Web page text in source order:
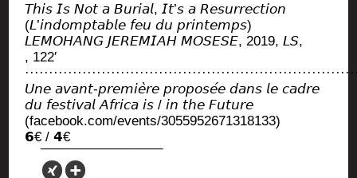
𝘛𝘩𝘪𝘴 𝘐𝘴 𝘕𝘰𝘵 𝘢 𝘉𝘶𝘳𝘪𝘢𝘭, 𝘐𝘵’𝘴 𝘢 𝘙𝘦𝘴𝘶𝘳𝘳𝘦𝘤𝘵𝘪𝘰𝘯
(𝘓’𝘪𝘯𝘥𝘰𝘮𝘱𝘵𝘢𝘣𝘭𝘦 𝘧𝘦𝘶 𝘥𝘶 𝘱𝘳𝘪𝘯𝘵𝘦𝘮𝘱𝘴)
𝘓𝘌𝘔𝘖𝘏𝘈𝘕𝘎 𝘑𝘌𝘙𝘌𝘔𝘐𝘈𝘏 𝘔𝘖𝘚𝘌𝘚𝘌, 2019, 𝘓𝘚,
, 122′
𝘜𝘯𝘦 𝘢𝘷𝘢𝘯𝘵-𝘱𝘳𝘦𝘮𝘪𝘦̀𝘳𝘦 𝘱𝘳𝘰𝘱𝘰𝘴𝘦́𝘦 𝘥𝘢𝘯𝘴 𝘭𝘦 𝘤𝘢𝘥𝘳𝘦
𝘥𝘶 𝘧𝘦𝘴𝘵𝘪𝘷𝘢𝘭 𝘈𝘧𝘳𝘪𝘤𝘢 𝘪𝘴 / 𝘪𝘯 𝘵𝘩𝘦 𝘍𝘶𝘵𝘶𝘳𝘦
(facebook.com/events/3055952671318133)
𝟲€ / 𝟰€